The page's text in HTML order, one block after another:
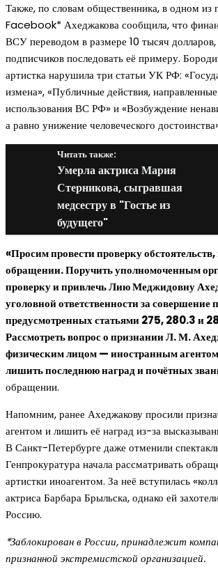
Также, по словам общественника, в одном из
Facebook* Ахеджакова сообщила, что
ВСУ переводом в размере 10 тысяч долларов,
подписчиков последовать её примеру.
артистка нарушила три статьи УК РФ:
измена», «Публичные действия,
использования ВС РФ» и «Возбуждение
а равно унижение человеческого
Читать также:
Умерла актриса Мария
Стерникова, сыгравшая
медсестру в "Гостье из
будущего"
«Просим провести проверку
обращении. Поручить уполномоченным
проверку и привлечь Лию Меджидовну
уголовной ответственности за совершение
предусмотренных статьями 275, 280.3 и
Рассмотреть вопрос о признании Л. М.
физическим лицом — иностранным
лишить последнюю наград и почётных
обращении.
Напомним, ранее Ахеджакову просили
агентом и лишить её наград из-за
В Санкт-Петербурге даже отменили
Генпрокуратура начала рассматривать
артистки иноагентом. За неё вступилась
актриса Барбара Брыльска, однако ей
Россию.
*Заблокирован в России, принадлежит
признанной экстремистской организацией.